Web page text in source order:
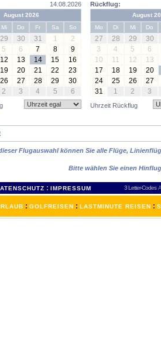
14.08.2026
August 2026
Mi Do Fr Sa So
29 30 31 1
2
5 6 7 8
9
12 13 14 15
16
19 20 21 22
23
26 27 28 29
30
2 3 4 5 6
Rückflug:
August
Mo
Di Mi Do
27 28 29 30
3
4 5 6
10
11 12 13
17
18 19 20
24
25 26 27
31
1 2 3
Uhrzeit Rückflug
Flugauswahl können Sie alle Flüge,
Bitte wählen Sie einen
: IMPRESSUM 3 Letter-Codes A
: GOLFREISEN : LASTMINUTE REISEN :